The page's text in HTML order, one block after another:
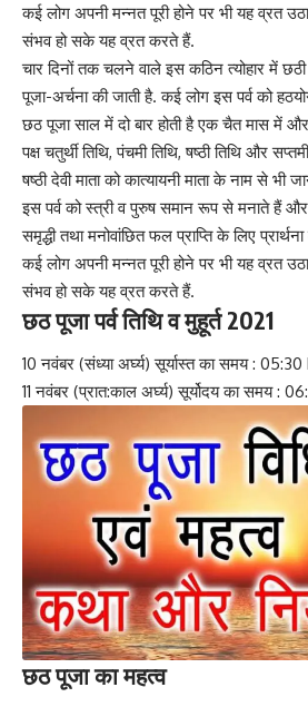
कई लोग अपनी मन्नत पूरी होने पर भी यह व्रत
संभव हो सके यह व्रत करते हैं.
चार दिनों तक चलने वाले इस कठिन त्योहार में
पूजा-अर्चना की जाती है. कई लोग इस पर्व को
छठ पूजा साल में दो बार होती है एक चैत मास में
पक्ष चतुर्थी तिथि, पंचमी तिथि, षष्ठी तिथि और
षष्ठी देवी माता को कात्यायनी माता के नाम से भी
इस पर्व को स्त्री व पुरुष समान रूप से मनाते हैं
समृद्धी तथा मनोवांछित फल प्राप्ति के लिए
कई लोग अपनी मन्नत पूरी होने पर भी यह व्रत
संभव हो सके यह व्रत करते हैं.
छठ पूजा पर्व तिथि व मुहूर्त 2021
10 नवंबर (संध्या अर्घ्य) सूर्यास्त का समय :
11 नवंबर (प्रात:काल अर्घ्य) सूर्योदय का समय :
छठ पूजा का महत्व